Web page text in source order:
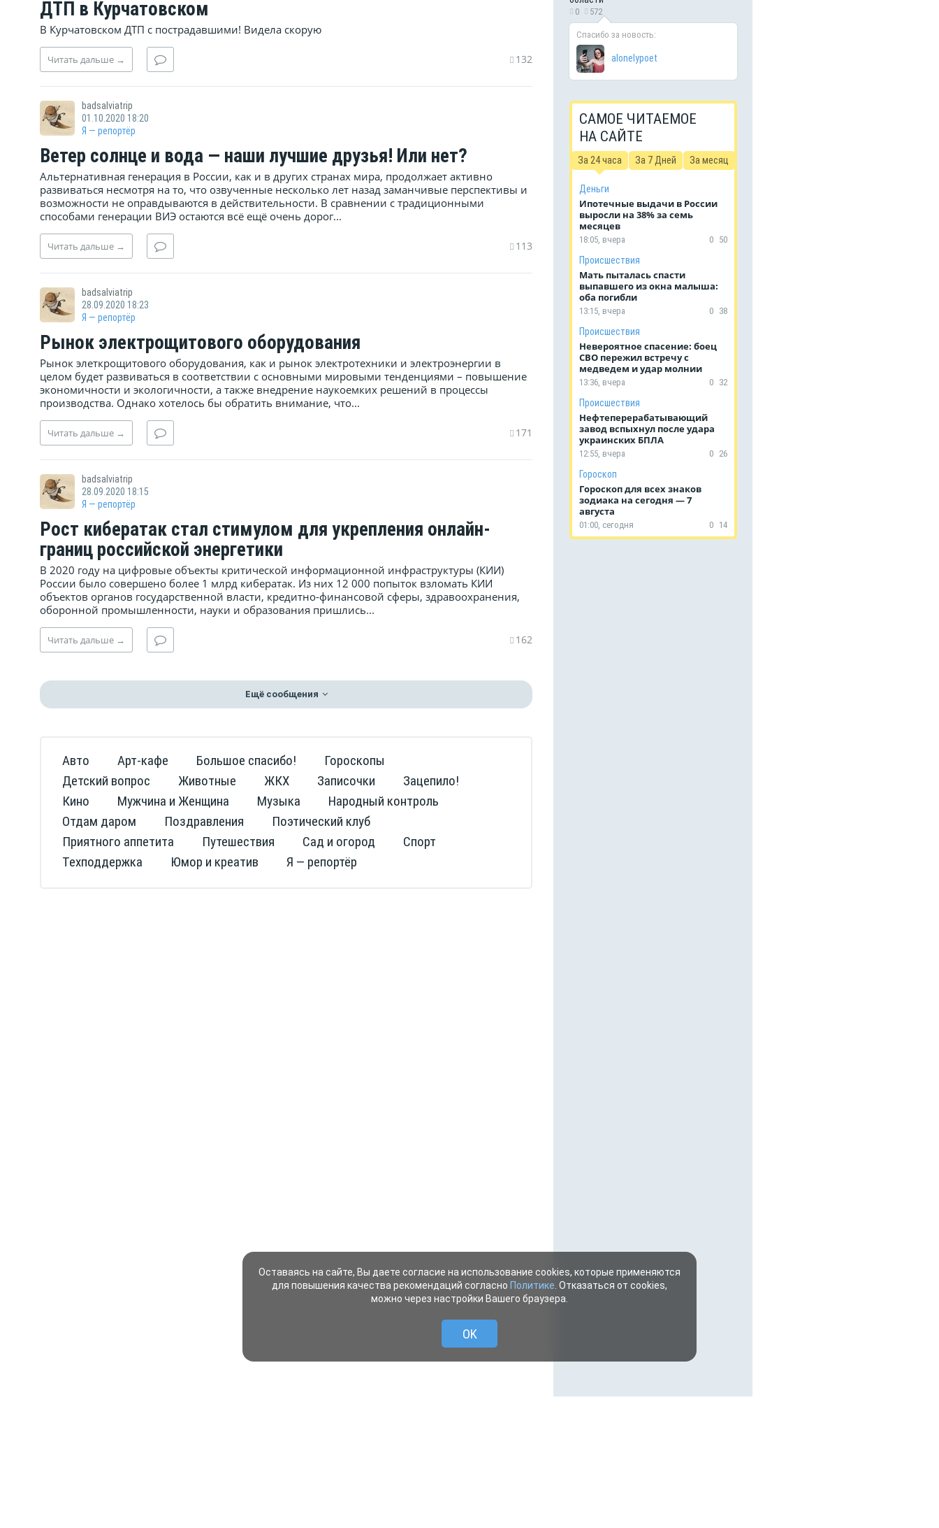
ДТП в Курчатовском
В Курчатовском ДТП с пострадавшими! Видела скорую
Читать дальше → 132
badsalviatrip
01.10.2020 18:20
Я — репортёр
Ветер солнце и вода — наши лучшие друзья! Или нет?
Альтернативная генерация в России, как и в других странах мира, продолжает активно
развиваться несмотря на то, что озвученные несколько лет назад заманчивые перспективы и
возможности не оправдываются в действительности. В сравнении с традиционными
способами генерации ВИЭ остаются всё ещё очень дорог...
Читать дальше → 113
badsalviatrip
28.09.2020 18:23
Я — репортёр
Рынок электрощитового оборудования
Рынок элеткрощитового оборудования, как и рынок электротехники и электроэнергии в
целом будет развиваться в соответствии с основными мировыми тенденциями – повышение
экономичности и экологичности, а также внедрение наукоемких решений в процессы
производства. Однако хотелось бы обратить внимание, что...
Читать дальше → 171
badsalviatrip
28.09.2020 18:15
Я — репортёр
Рост кибератак стал стимулом для укрепления онлайн-
границ российской энергетики
В 2020 году на цифровые объекты критической информационной инфраструктуры (КИИ)
России было совершено более 1 млрд кибератак. Из них 12 000 попыток взломать КИИ
объектов органов государственной власти, кредитно-финансовой сферы, здравоохранения,
оборонной промышленности, науки и образования пришлись...
Читать дальше → 162
Ещё сообщения
Авто Арт-кафе Большое спасибо!
Гороскопы
Детский вопрос
Животные ЖКХ Записочки
Зацепило!
Кино
Мужчина и Женщина Музыка
Народный контроль
Отдам даром
Поздравления
Поэтический клуб
Приятного аппетита
Путешествия Сад и огород
Спорт
Техподдержка
Юмор и креатив Я — репортёр
0 572
Спасибо за новость:
alonelypoet
САМОЕ ЧИТАЕМОЕ
НА САЙТЕ
За 24 часа За 7 Дней За месяц
Деньги
Ипотечные выдачи в России
выросли на 38% за семь
месяцев
18:05, вчера 0 50
Происшествия
Мать пыталась спасти
выпавшего из окна малыша:
оба погибли
13:15, вчера 0 38
Происшествия
Невероятное спасение: боец
СВО пережил встречу с
медведем и удар молнии
13:36, вчера 0 32
Происшествия
Нефтеперерабатывающий
завод вспыхнул после удара
украинских БПЛА
12:55, вчера 0 26
Гороскоп
Гороскоп для всех знаков
зодиака на сегодня — 7
августа
01:00, сегодня 0 14
Оставаясь на сайте, Вы даете согласие на использование cookies, которые применяются
для повышения качества рекомендаций согласно Политике . Отказаться от cookies,
можно через настройки Вашего браузера.
OK